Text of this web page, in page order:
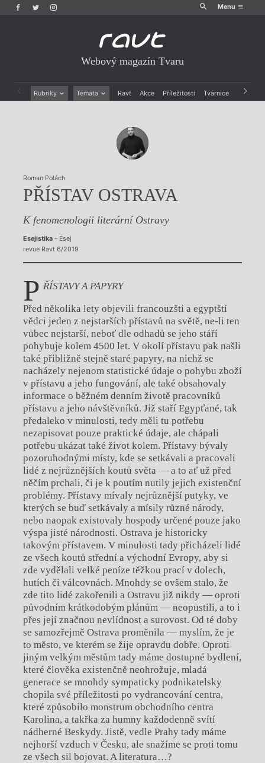
Menu
Webový magazín Tvaru
Rubriky Témata Ravt Akce Příležitosti Tvárnice Archiv
Výroční ceny
Roman Polách
PŘÍSTAV OSTRAVA
K fenomenologii literární Ostravy
Esejistika– Esej
revue Ravt 6/2019
P ŘÍSTAVY A PAPYRY
Před několika lety objevili francouzští a egyptští
vědci jeden z nejstarších přístavů na světě, ne-li ten
vůbec nejstarší, neboť dle odhadů se jeho stáří
pohybuje kolem 4500 let. V okolí přístavu pak našli
také přibližně stejně staré papyry, na nichž se
nacházely nejenom statistické údaje o pohybu zboží
v přístavu a jeho fungování, ale také obsahovaly
informace o běžném denním životě pracovníků
přístavu a jeho návštěvníků. Již staří Egypťané, tak
předaleko v minulosti, tedy měli tu potřebu
nezapisovat pouze praktické údaje, ale chápali
potřebu ukázat také život kolem. Přístavy bývaly
pozoruhodnými místy, kde se setkávali a pracovali
lidé z nejrůznějších koutů světa — a to ať už před
něčím prchali, či je k poutím nutily jejich existenční
problémy. Přístavy mívaly nejrůznější putyky, ve
kterých se buď setkávaly a mísily různé národy,
nebo naopak existovaly hospody určené pouze jako
výspa jisté národnosti. Ostrava je historicky
takovým přístavem. V minulosti tady přicházeli lidé
ze všech koutů střední a východní Evropy, aby si
zde vydělali velké peníze těžkou prací v dolech,
hutích či válcovnách. Mnohdy se ovšem stalo, že
zde tito lidé zakořenili a Ostravu již nikdy — oproti
původním krátkodobým plánům — neopustili, a to i
přes její značnou nevlídnost a surovost. Od té doby
se samozřejmě Ostrava proměnila — myslím, že je
to město, ve kterém se žije opravdu dobře. Oproti
jiným velkým městům tady máme dostupné bydlení,
které člověka existenčně neohrožuje, mladá
generace se mnohdy sympaticky podnikatelsky
chopila své příležitosti po vydrancování centra,
které způsobilo monstrum obchodního centra
Karolina, a takřka za humny každodenně svítí
nádherné Beskydy. Jistě, vedle Prahy tady máme
nejhorší vzduch v Česku, ale snažíme se proti tomu
ze všech sil bojovat. A literatura…?